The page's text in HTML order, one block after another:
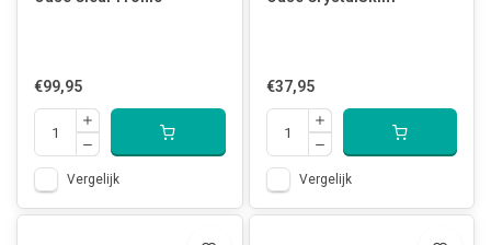
€99,95
Vergelijk
€37,95
Vergelijk